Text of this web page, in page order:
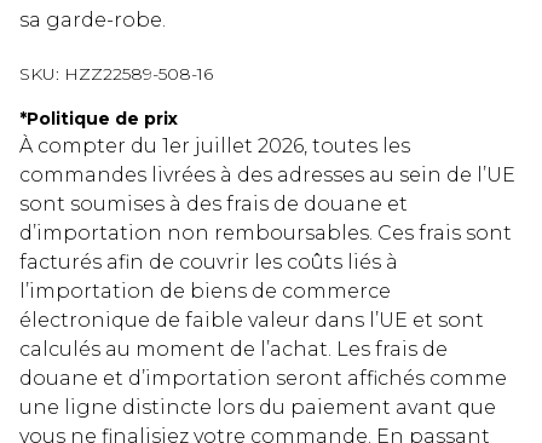
sa garde-robe.
SKU: HZZ22589-508-16
*Politique de prix
À compter du 1er juillet 2026, toutes les
commandes livrées à des adresses au sein de l’UE
sont soumises à des frais de douane et
d’importation non remboursables. Ces frais sont
facturés afin de couvrir les coûts liés à
l’importation de biens de commerce
électronique de faible valeur dans l’UE et sont
calculés au moment de l’achat. Les frais de
douane et d’importation seront affichés comme
une ligne distincte lors du paiement avant que
vous ne finalisiez votre commande. En passant